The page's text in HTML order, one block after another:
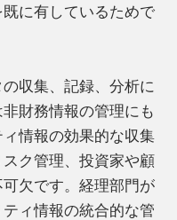
に有しているためで
収集、記録、分析に
財務情報の管理にも
情報の効果的な収集
ク管理、投資家や顧
欠です。経理部門が
ィ情報の統合的な管